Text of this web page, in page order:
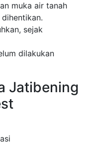
muka air tanah
sejak
dilakukan
Jatibening